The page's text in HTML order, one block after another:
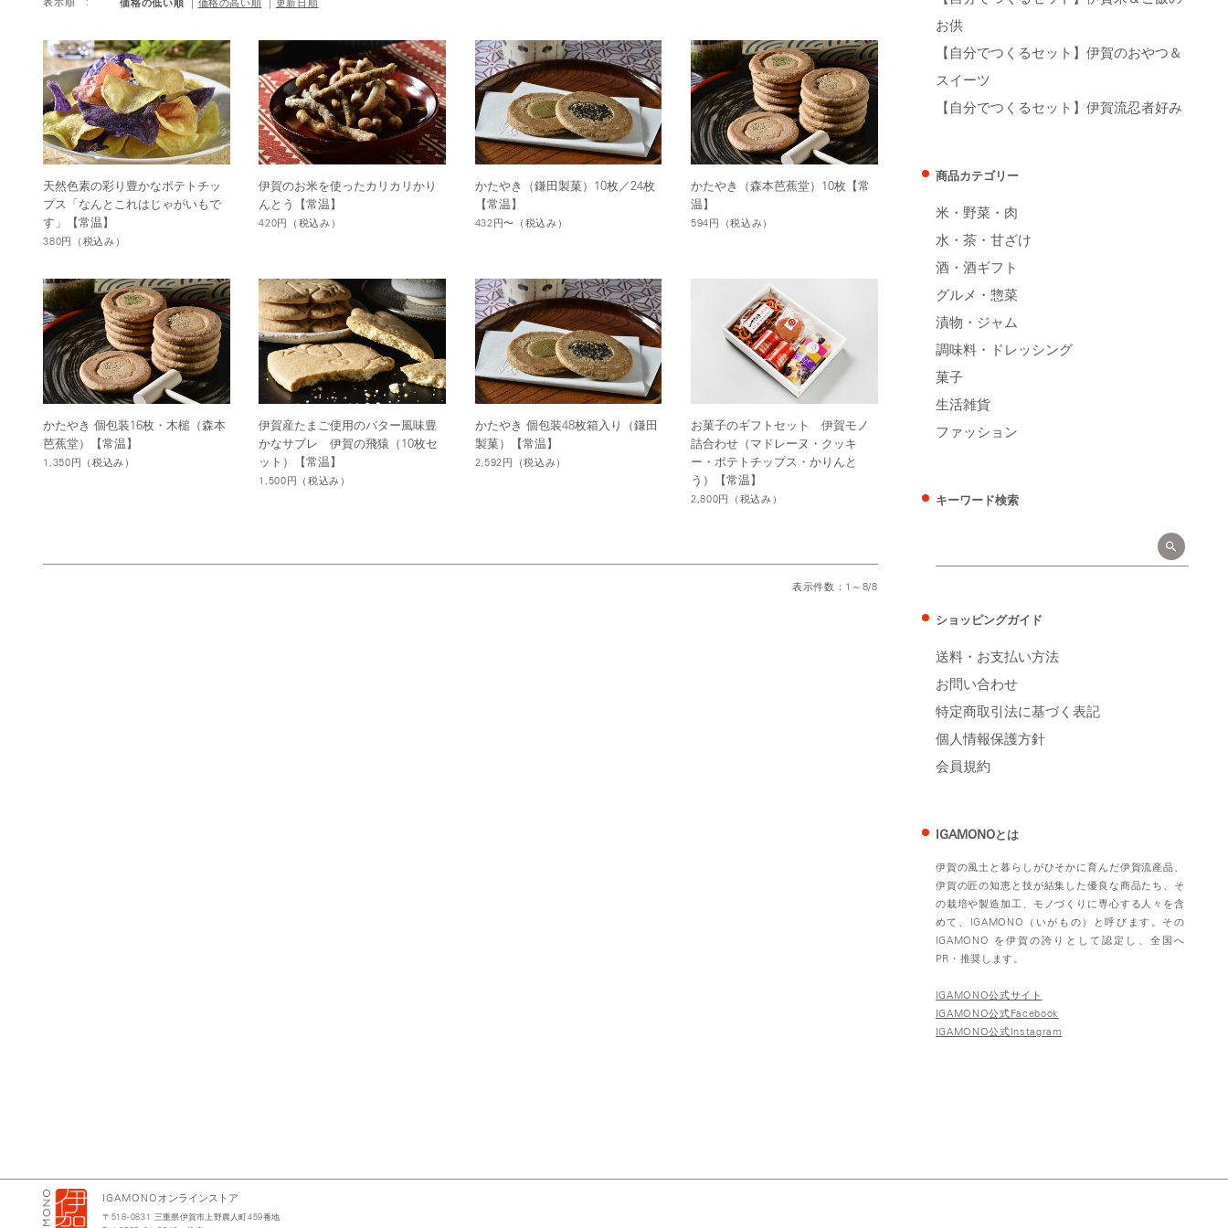
価格の高い順 更新日順
天然色素の彩り豊かなポテトチッ
プス「なんとこれはじゃがいもで
す」【常温】
380円 （税込み）
伊賀のお米を使ったカリカリかり
んとう【常温】
420円 （税込み）
かたやき（鎌田製菓）10枚／24枚
【常温】
432円〜 （税込み）
かたやき（森本芭蕉堂）10枚【常
温】
594円 （税込み）
かたやき 個包装16枚・木槌（森本
芭蕉堂）【常温】
1,350円 （税込み）
伊賀産たまご使用のバター風味豊
かなサブレ 伊賀の飛猿（10枚セ
ット）【常温】
1,500円 （税込み）
かたやき 個包装48枚箱入り（鎌田
製菓）【常温】
2,592円 （税込み）
お菓子のギフトセット 伊賀モノ
詰合わせ（マドレーヌ・クッキ
ー・ポテトチップス・かりんと
う）【常温】
2,800円 （税込み）
表示件数：1～8/8
お供
【自分でつくるセット】伊賀のおやつ＆
スイーツ
【自分でつくるセット】伊賀流忍者好み
商品カテゴリー
米・野菜・肉
水・茶・甘ざけ
酒・酒ギフト
グルメ・惣菜
漬物・ジャム
調味料・ドレッシング
菓子
生活雑貨
ファッション
キーワード検索
ショッピングガイド
送料・お支払い方法
お問い合わせ
特定商取引法に基づく表記
個人情報保護方針
会員規約
IGAMONOとは
伊賀の風土と暮らしがひそかに育んだ伊賀流産品、
伊賀の匠の知恵と技が結集した優良な商品たち、そ
の栽培や製造加工、モノづくりに専心する人々を含
めて、IGAMONO（いがもの）と呼びます。その
IGAMONO を伊賀の誇りとして認定し、全国へ
PR・推奨します。
IGAMONO公式サイト
IGAMONO公式Facebook
IGAMONO公式Instagram
IGAMONO オンラインストア
〒 518-0831 三重県伊賀市上野農人町 459番地